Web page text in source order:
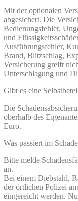
Mit der optionalen
abgesichert. Die
Bedienungsfehler,
und
Ausführungsfehler,
Brand, Blitzschlag,
Versicherung greift
Unterschlagung und
Gibt es eine
Die
oberhalb des
Euro.
Was passiert im
Bitte melde
an.
Bei einem Diebstahl,
der örtlichen Polizei
eingereicht werden.